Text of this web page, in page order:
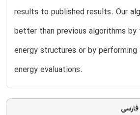
results to published results. Our
better than previous algorithms by
energy structures or by
energy evaluations.